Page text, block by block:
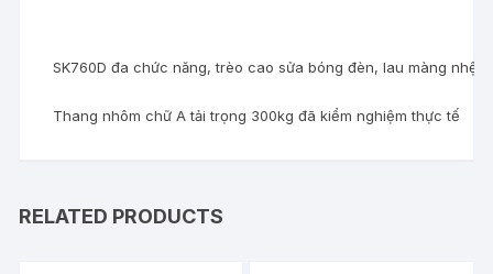
SK760D đa chức năng, trèo cao sửa bóng đèn, lau màng nhện
Thang nhôm chữ A tải trọng 300kg đã kiểm nghiệm thực tế
RELATED PRODUCTS